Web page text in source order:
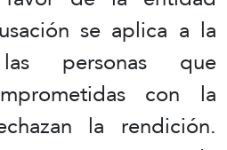
se aplica a la
personas que
con la
la rendición.